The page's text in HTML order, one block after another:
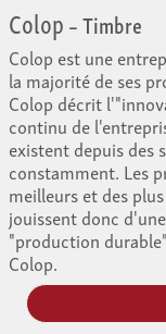
Colop– Timbre
Colop est une
la majorité de ses
Colop décrit
continu de
existent depuis des
constamment. Les
meilleurs et des
jouissent donc
"production
Colop.